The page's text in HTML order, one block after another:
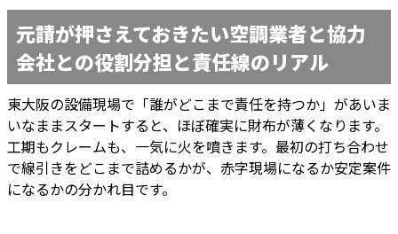
元請が押さえておきたい空調業者と協力
会社との役割分担と責任線のリアル
東大阪の設備現場で「誰がどこまで責任を持つか」があいま
いなままスタートすると、ほぼ確実に財布が薄くなります。
工期もクレームも、一気に火を噴きます。最初の打ち合わせ
で線引きをどこまで詰めるかが、赤字現場になるか安定案件
になるかの分かれ目です。